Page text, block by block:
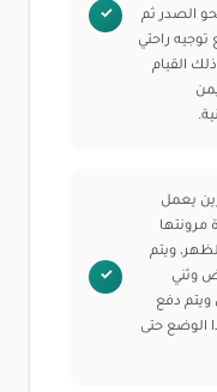
الصدر ثم
توجيه راحتي
القيام
يعمل
مرونتها
ويتم
وثني
ويتم دفع
الوضع حتى